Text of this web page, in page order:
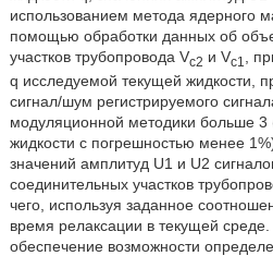
использованием метода ядерного
помощью обработки данных об
участков трубопровода Vc2 и Vc1
,
q исследуемой текущей жидкости,
сигнал/шум регистрируемого
модуляционной методики больше 3
жидкости с погрешностью менее
значений амплитуд U1 и U2
соединительных участков
чего, используя заданное
время релаксации в текущей среде.
обеспечение возможности